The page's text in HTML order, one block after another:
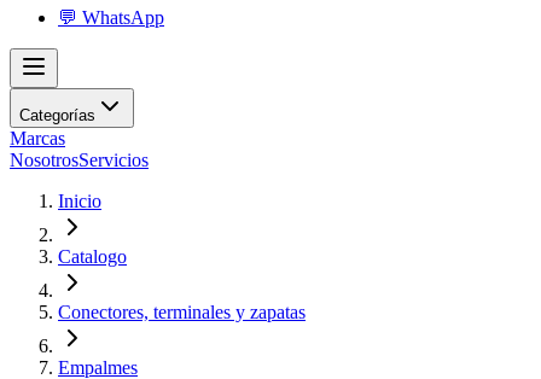
💬 WhatsApp
Categorías
Marcas
NosotrosServicios
Inicio
Catalogo
Conectores, terminales y zapatas
Empalmes